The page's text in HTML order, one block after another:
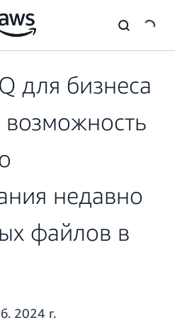
для бизнеса
недавно
файлов в
2024 г.